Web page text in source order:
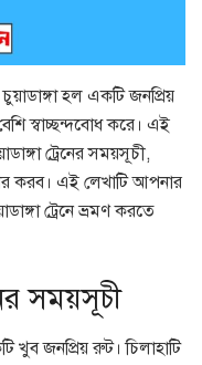
হল একটি জনপ্রিয়
স্বাচ্ছন্দবোধ করে। এই
ট্রেনের সময়সূচী,
করব। এই লেখাটি আপনার
ট্রেনে ভ্রমণ করতে
সময়সূচী
খুব জনপ্রিয় রুট। চিলাহাটি